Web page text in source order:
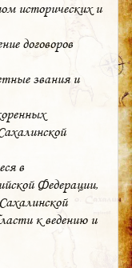
исторических и
договоров
звания и
в
Федерации,
к ведению и